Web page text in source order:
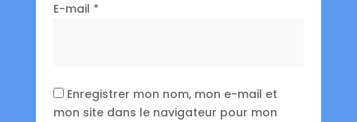
E-mail *
Enregistrer mon nom, mon e-mail et
mon site dans le navigateur pour mon